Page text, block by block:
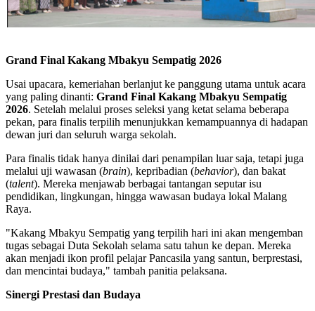
Grand Final Kakang Mbakyu Sempatig 2026
Usai upacara, kemeriahan berlanjut ke panggung utama untuk acara
yang paling dinanti: Grand Final Kakang Mbakyu Sempatig
2026. Setelah melalui proses seleksi yang ketat selama beberapa
pekan, para finalis terpilih menunjukkan kemampuannya di hadapan
dewan juri dan seluruh warga sekolah.
Para finalis tidak hanya dinilai dari penampilan luar saja, tetapi juga
melalui uji wawasan (brain), kepribadian (behavior), dan bakat
(talent). Mereka menjawab berbagai tantangan seputar isu
pendidikan, lingkungan, hingga wawasan budaya lokal Malang
Raya.
"Kakang Mbakyu Sempatig yang terpilih hari ini akan mengemban
tugas sebagai Duta Sekolah selama satu tahun ke depan. Mereka
akan menjadi ikon profil pelajar Pancasila yang santun, berprestasi,
dan mencintai budaya," tambah panitia pelaksana.
Sinergi Prestasi dan Budaya